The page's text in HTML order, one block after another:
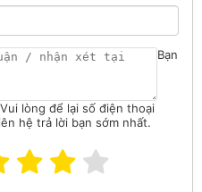
Bạn
lòng để lại số điện thoại
hệ trả lời bạn sớm nhất.